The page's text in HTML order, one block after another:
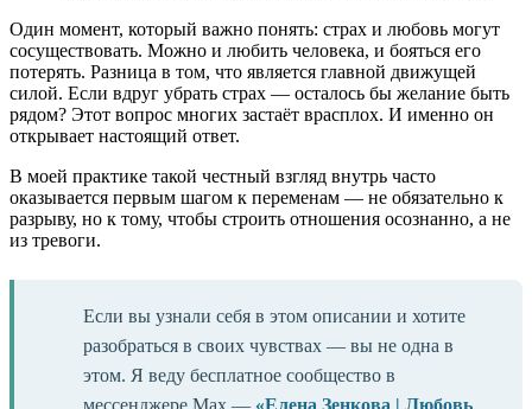
Один момент, который важно понять: страх и любовь могут
сосуществовать. Можно и любить человека, и бояться его
потерять. Разница в том, что является главной движущей
силой. Если вдруг убрать страх — осталось бы желание быть
рядом? Этот вопрос многих застаёт врасплох. И именно он
открывает настоящий ответ.
В моей практике такой честный взгляд внутрь часто
оказывается первым шагом к переменам — не обязательно к
разрыву, но к тому, чтобы строить отношения осознанно, а не
из тревоги.
Если вы узнали себя в этом описании и хотите
разобраться в своих чувствах — вы не одна в
этом. Я веду бесплатное сообщество в
мессенджере Max — «Елена Зенкова | Любовь